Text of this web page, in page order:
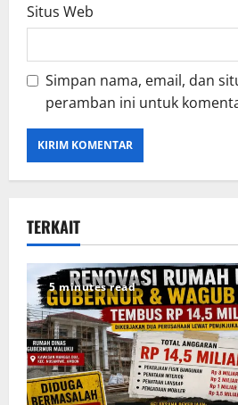
Situs Web
Simpan nama, email, dan
peramban ini untuk
TERKAIT
5 minutes read